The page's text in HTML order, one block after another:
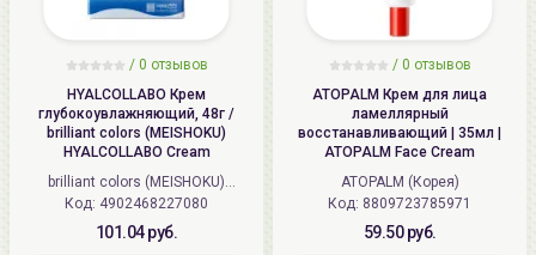
/ 0 отзывов
HYALCOLLABO Крем
глубокоувлажняющий, 48г /
brilliant colors (MEISHOKU)
HYALCOLLABO Cream
brilliant colors (MEISHOKU)
(Япония)
Код: 4902468227080
101.04 руб.
/ 0 отзывов
ATOPALM Крем для лица
ламеллярный
восстанавливающий | 35мл |
ATOPALM Face Cream
ATOPALM (Корея)
Код: 8809723785971
59.50 руб.